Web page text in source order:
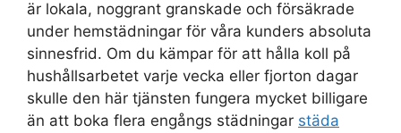
är lokala, noggrant granskade och försäkrade
under hemstädningar för våra kunders absoluta
sinnesfrid. Om du kämpar för att hålla koll på
hushållsarbetet varje vecka eller fjorton dagar
skulle den här tjänsten fungera mycket billigare
än att boka flera engångs städningar städa